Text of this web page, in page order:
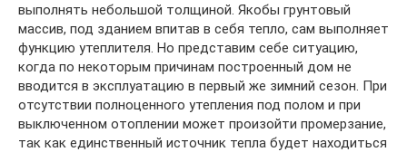
выполнять небольшой толщиной. Якобы грунтовый
массив, под зданием впитав в себя тепло, сам выполняет
функцию утеплителя. Но представим себе ситуацию,
когда по некоторым причинам построенный дом не
вводится в эксплуатацию в первый же зимний сезон. При
отсутствии полноценного утепления под полом и при
выключенном отоплении может произойти промерзание,
так как единственный источник тепла будет находиться